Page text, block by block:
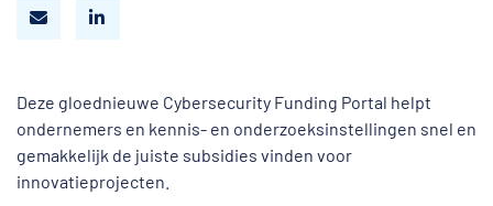
Deze gloednieuwe Cybersecurity Funding Portal helpt
ondernemers en kennis- en onderzoeksinstellingen snel en
gemakkelijk de juiste subsidies vinden voor
innovatieprojecten.